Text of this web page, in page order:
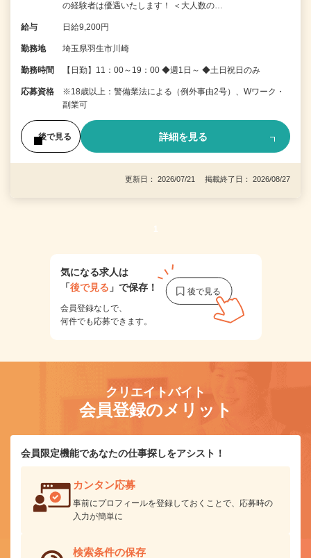
の経験者は優遇いたします！ ＜大人数の…
給与 日給9,200円
勤務地 埼玉県羽生市川崎
勤務時間 【日勤】11：00～19：00 ◆週1日～ ◆土日祝日のみ
応募資格
※18歳以上：警備業法による（例外事由2号）、Wワーク・
副業可
後で見る 詳細を見る
更新日： 2026/07/21 掲載終了日： 2026/08/27
1
気になる求人は
「後で見る 」で保存！
会員登録なしで、
何件でも応募できます。
クリエイトバイト
会員登録のメリット
会員限定機能であなたの仕事探しをアシスト！
カンタン応募
事前にプロフィールを登録しておくことで、応募時の
入力が簡単に
検索条件の保存